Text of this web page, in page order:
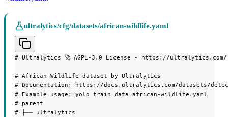
ultralytics/cfg/datasets/african-wildlife.yaml
# Ultralytics 🚀 AGPL-3.0 License - https://ultralytics.com/
# African Wildlife dataset by Ultralytics
# Documentation: https://docs.ultralytics.com/datasets/
# Example usage: yolo train data=african-wildlife.yaml
# parent
# ├── ultralytics